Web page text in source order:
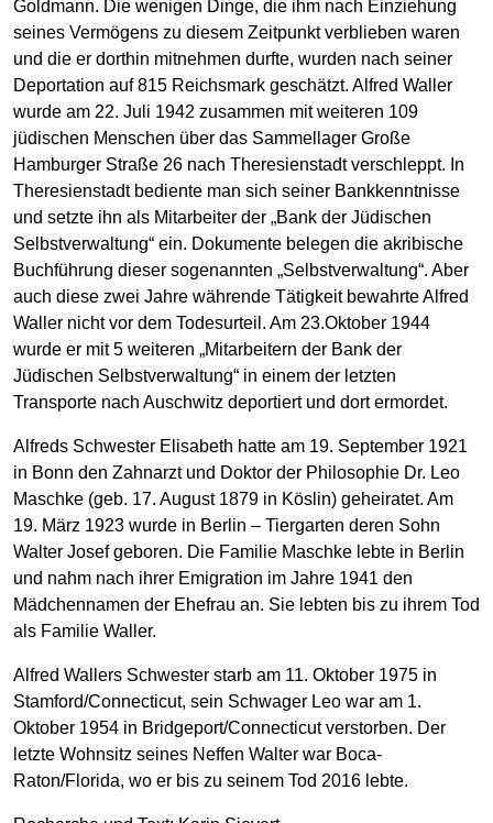
Goldmann. Die wenigen Dinge, die ihm nach Einziehung
seines Vermögens zu diesem Zeitpunkt verblieben waren
und die er dorthin mitnehmen durfte, wurden nach seiner
Deportation auf 815 Reichsmark geschätzt. Alfred Waller
wurde am 22. Juli 1942 zusammen mit weiteren 109
jüdischen Menschen über das Sammellager Große
Hamburger Straße 26 nach Theresienstadt verschleppt. In
Theresienstadt bediente man sich seiner Bankkenntnisse
und setzte ihn als Mitarbeiter der „Bank der Jüdischen
Selbstverwaltung“ ein. Dokumente belegen die akribische
Buchführung dieser sogenannten „Selbstverwaltung“. Aber
auch diese zwei Jahre währende Tätigkeit bewahrte Alfred
Waller nicht vor dem Todesurteil. Am 23.Oktober 1944
wurde er mit 5 weiteren „Mitarbeitern der Bank der
Jüdischen Selbstverwaltung“ in einem der letzten
Transporte nach Auschwitz deportiert und dort ermordet.
Alfreds Schwester Elisabeth hatte am 19. September 1921
in Bonn den Zahnarzt und Doktor der Philosophie Dr. Leo
Maschke (geb. 17. August 1879 in Köslin) geheiratet. Am
19. März 1923 wurde in Berlin – Tiergarten deren Sohn
Walter Josef geboren. Die Familie Maschke lebte in Berlin
und nahm nach ihrer Emigration im Jahre 1941 den
Mädchennamen der Ehefrau an. Sie lebten bis zu ihrem Tod
als Familie Waller.
Alfred Wallers Schwester starb am 11. Oktober 1975 in
Stamford/Connecticut, sein Schwager Leo war am 1.
Oktober 1954 in Bridgeport/Connecticut verstorben. Der
letzte Wohnsitz seines Neffen Walter war Boca-
Raton/Florida, wo er bis zu seinem Tod 2016 lebte.